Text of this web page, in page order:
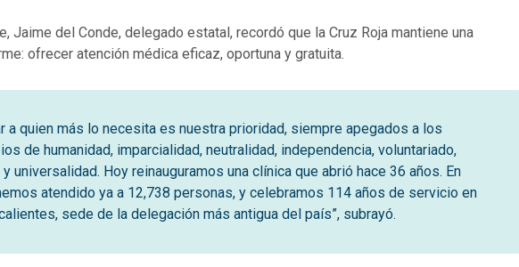
Jaime del Conde, delegado estatal, recordó que la Cruz Roja mantiene una
ofrecer atención médica eficaz, oportuna y gratuita.
a quien más lo necesita es nuestra prioridad, siempre apegados a los
de humanidad, imparcialidad, neutralidad, independencia, voluntariado,
y universalidad. Hoy reinauguramos una clínica que abrió hace 36 años. En
atendido ya a 12,738 personas, y celebramos 114 años de servicio en
sede de la delegación más antigua del país”, subrayó.